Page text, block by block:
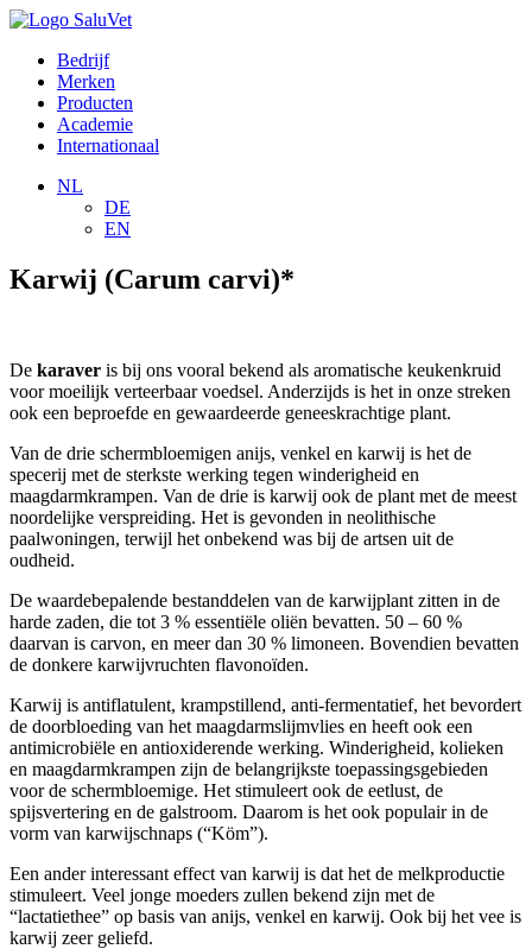
Bedrijf
Merken
Producten
Academie
Internationaal
NL
DE
EN
Karwij (Carum carvi)*
De karaver is bij ons vooral bekend als aromatische keukenkruid
voor moeilijk verteerbaar voedsel. Anderzijds is het in onze streken
ook een beproefde en gewaardeerde geneeskrachtige plant.
Van de drie schermbloemigen anijs, venkel en karwij is het de
specerij met de sterkste werking tegen winderigheid en
maagdarmkrampen. Van de drie is karwij ook de plant met de meest
noordelijke verspreiding. Het is gevonden in neolithische
paalwoningen, terwijl het onbekend was bij de artsen uit de
oudheid.
De waardebepalende bestanddelen van de karwijplant zitten in de
harde zaden, die tot 3 % essentiële oliën bevatten. 50 – 60 %
daarvan is carvon, en meer dan 30 % limoneen. Bovendien bevatten
de donkere karwijvruchten flavonoïden.
Karwij is antiflatulent, krampstillend, anti-fermentatief, het bevordert
de doorbloeding van het maagdarmslijmvlies en heeft ook een
antimicrobiële en antioxiderende werking. Winderigheid, kolieken
en maagdarmkrampen zijn de belangrijkste toepassingsgebieden
voor de schermbloemige. Het stimuleert ook de eetlust, de
spijsvertering en de galstroom. Daarom is het ook populair in de
vorm van karwijschnaps (“Köm”).
Een ander interessant effect van karwij is dat het de melkproductie
stimuleert. Veel jonge moeders zullen bekend zijn met de
“lactatiethee” op basis van anijs, venkel en karwij. Ook bij het vee is
karwij zeer geliefd.